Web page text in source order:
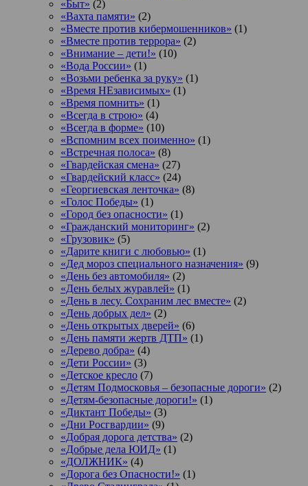
«Быт» (2)
«Вахта памяти» (2)
«Вместе против кибермошенников» (1)
«Вместе против террора» (2)
«Внимание – дети!» (10)
«Вода России» (1)
«Возьми ребенка за руку» (1)
«Время НЕзависимых» (1)
«Время помнить» (1)
«Всегда в строю» (4)
«Всегда в форме» (10)
«Вспомним всех поименно» (1)
«Встречная полоса» (8)
«Гвардейская смена» (27)
«Гвардейский класс» (24)
«Георгиевская ленточка» (8)
«Голос Победы» (1)
«Город без опасности» (1)
«Гражданский мониторинг» (2)
«Грузовик» (5)
«Дарите книги с любовью» (1)
«Дед мороз специального назначения» (9)
«День без автомобиля» (2)
«День белых журавлей» (1)
«День в лесу. Сохраним лес вместе» (2)
«День добрых дел» (2)
«День открытых дверей» (6)
«День памяти жертв ДТП» (1)
«Дерево добра» (4)
«Дети России» (3)
«Детское кресло (7)
«Детям Подмосковья – безопасные дороги» (2)
«Детям-безопасные дороги!» (1)
«Диктант Победы» (3)
«Дни Росгвардии» (9)
«Добрая дорога детства» (2)
«Добрые дела ЮИД» (1)
«ДОЛЖНИК» (4)
«Дорога без Опасности!» (1)